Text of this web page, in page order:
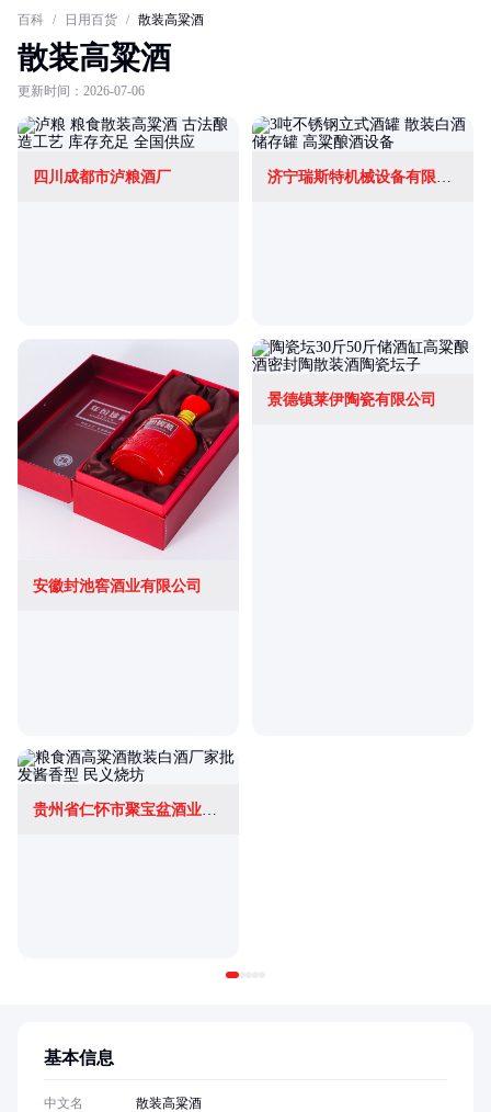
百科 / 日用百货 / 散装高粱酒
散装高粱酒
更新时间：2026-07-06
四川成都市泸粮酒厂 济宁瑞斯特机械设备有限公司
安徽封池窖酒业有限公司
景德镇莱伊陶瓷有限公司
基本信息
中文名
散装高粱酒